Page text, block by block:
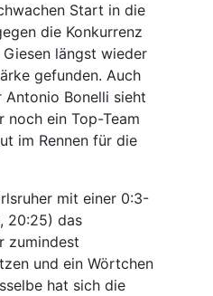
Start in die
die Konkurrenz
längst wieder
gefunden. Auch
Antonio Bonelli sieht
noch ein Top-Team
im Rennen für die
mit einer 0:3-
20:25) das
zumindest
und ein Wörtchen
hat sich die